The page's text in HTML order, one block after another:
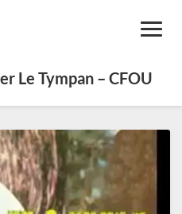
Toggle
Le Tympan – CFOU